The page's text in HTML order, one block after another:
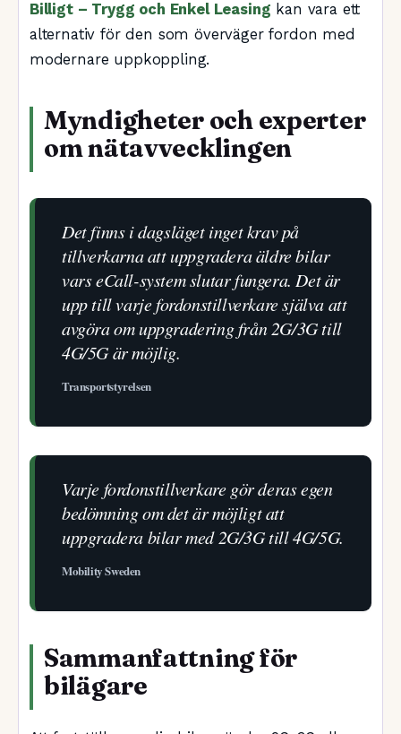
Billigt – Trygg och Enkel Leasing kan vara ett
alternativ för den som överväger fordon med
modernare uppkoppling.
Myndigheter och experter
om nätavvecklingen
Det finns i dagsläget inget krav på
tillverkarna att uppgradera äldre bilar
vars eCall-system slutar fungera. Det är
upp till varje fordonstillverkare själva att
avgöra om uppgradering från 2G/3G till
4G/5G är möjlig.
Transportstyrelsen
Varje fordonstillverkare gör deras egen
bedömning om det är möjligt att
uppgradera bilar med 2G/3G till 4G/5G.
Mobility Sweden
Sammanfattning för
bilägare